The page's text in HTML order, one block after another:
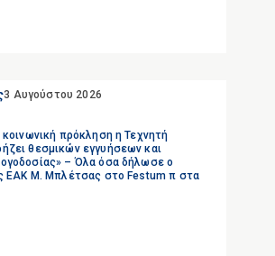
3 Αυγούστου 2026
κοινωνική πρόκληση η Τεχνητή
θεσμικών εγγυήσεων και
– Όλα όσα δήλωσε ο
ΕΑΚ Μ. Μπλέτσας στο Festum π στα